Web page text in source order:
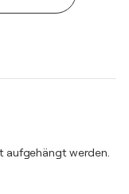
aufgehängt werden.